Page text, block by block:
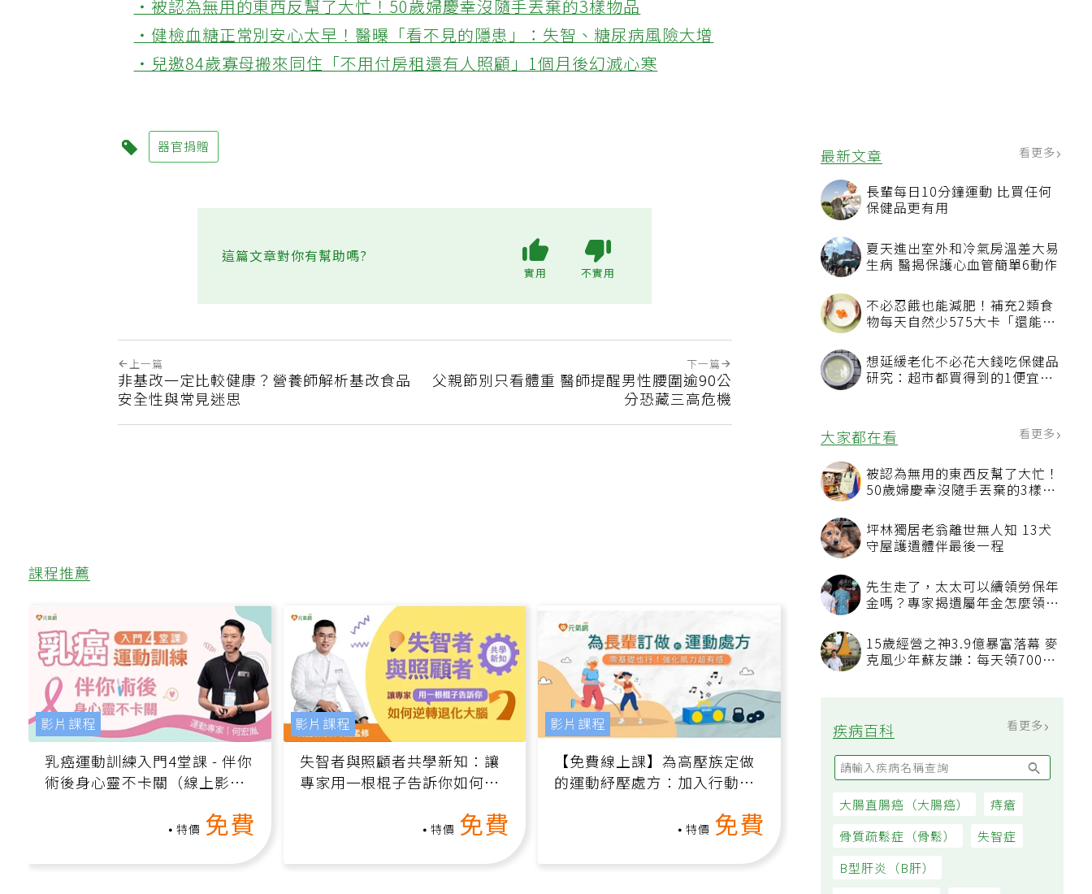
最新文章 看更多
長輩每日10分鐘運動 比買任何
保健品更有用
夏天進出室外和冷氣房溫差大易
生病 醫揭保護心血管簡單6動作
不必忍餓也能減肥！補充2類食
物每天自然少575大卡「還能吃
想延緩老化不必花大錢吃保健品
研究：超市都買得到的1便宜食
大家都在看
被認為無用的東西反幫了大忙！
50歲婦慶幸沒隨手丟棄的3樣物
坪林獨居老翁離世無人知 13犬
守屋護遺體伴最後一程
先生走了，太太可以續領勞保年
15歲經營之神3.9億暴富落幕 麥
克風少年蘇友謙：每天領700元
疾病百科
‧被認為無用的東西反幫了大忙！50歲婦慶幸沒隨手丟棄的3樣物品
‧健檢血糖正常別安心太早！醫曝「看不見的隱患」：失智、糖尿病風險大增
‧兒邀84歲寡母搬來同住「不用付房租還有人照顧」1個月後幻滅心寒
器官捐贈
這篇文章對你有幫助嗎?
上一篇
非基改一定比較健康？營養師解析基改食品
安全性與常見迷思
下一篇
父親節別只看體重 醫師提醒男性腰圍逾90公
分恐藏三高危機
課程推薦
乳癌運動訓練入門4堂課 - 伴你
術後身心靈不卡關（線上影音
免費
影片課程
失智者與照顧者共學新知：讓
專家用一根棍子告訴你如何逆
轉退化大腦（線上影音課）
免費
影片課程
【免費線上課】為高壓族定做
的運動紓壓處方：加入行動、
增肌、互動元素，0基礎也能
免費
影片課程